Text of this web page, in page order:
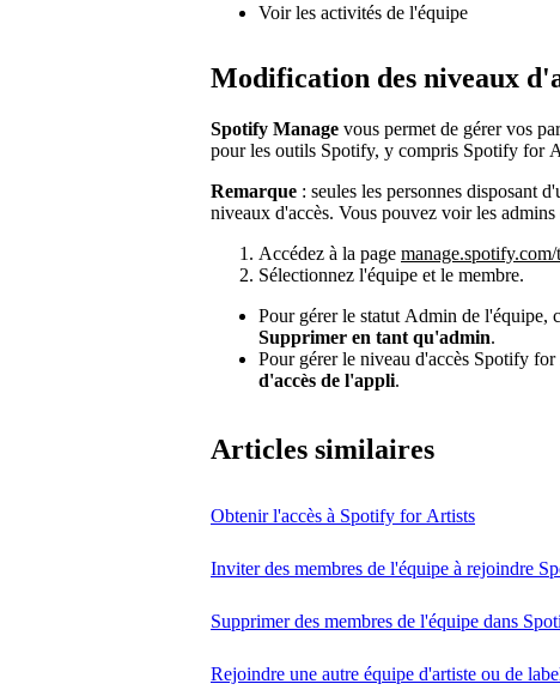
Voir les activités de l'équipe
Modification des niveaux
Spotify Manage vous permet de gérer vos
pour les outils Spotify, y compris Spotify for
Remarque : seules les personnes disposant
niveaux d'accès. Vous pouvez voir les
Accédez à la page manage.spotify.com/
Sélectionnez l'équipe et le membre.
Pour gérer le statut Admin de l'équipe,
Supprimer en tant qu'admin.
Pour gérer le niveau d'accès Spotify
d'accès de l'appli.
Articles similaires
Obtenir l'accès à Spotify for Artists
Inviter des membres de l'équipe à rejoindre
Supprimer des membres de l'équipe dans
Rejoindre une autre équipe d'artiste ou de